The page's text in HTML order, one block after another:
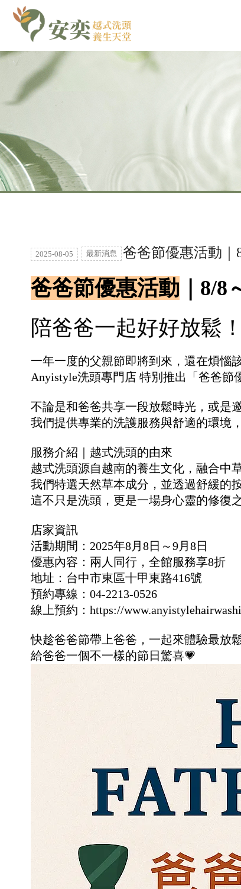
2025-08-05 最新消息 爸爸節優惠活動｜
爸爸節優惠活動 ｜8/8
陪爸爸一起好好放鬆！
一年一度的父親節即將到來，還在煩惱
Anyistyle洗頭專門店 特別推出「爸爸節
不論是和爸爸共享一段放鬆時光，或是
我們提供專業的洗護服務與舒適的環境
服務介紹｜越式洗頭的由來
越式洗頭源自越南的養生文化，融合中
我們特選天然草本成分，並透過舒緩的
這不只是洗頭，更是一場身心靈的修復之
店家資訊
活動期間：2025年8月8日～9月8日
優惠內容：兩人同行，全館服務享8折
地址：台中市東區十甲東路416號
預約專線：04-2213-0526
線上預約：https://
快趁爸爸節帶上爸爸，一起來體驗最放
給爸爸一個不一樣的節日驚喜💗